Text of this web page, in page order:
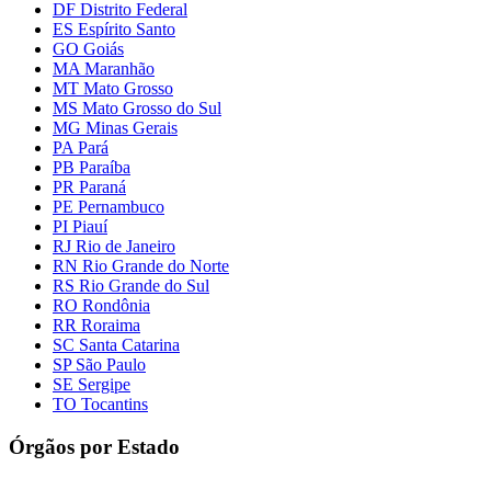
DF Distrito Federal
ES Espírito Santo
GO Goiás
MA Maranhão
MT Mato Grosso
MS Mato Grosso do Sul
MG Minas Gerais
PA Pará
PB Paraíba
PR Paraná
PE Pernambuco
PI Piauí
RJ Rio de Janeiro
RN Rio Grande do Norte
RS Rio Grande do Sul
RO Rondônia
RR Roraima
SC Santa Catarina
SP São Paulo
SE Sergipe
TO Tocantins
Órgãos por Estado